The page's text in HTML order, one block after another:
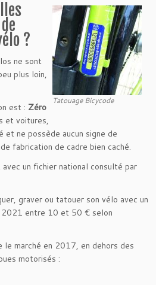
Tatouage Bicycode
?
ne sont
plus loin,
est : Zéro
et voitures,
et ne possède aucun signe de
fabrication de cadre bien caché.
un fichier national consulté par
graver ou tatouer son vélo avec un
2021 entre 10 et 50 € selon
le marché en 2017, en dehors des
motorisés :